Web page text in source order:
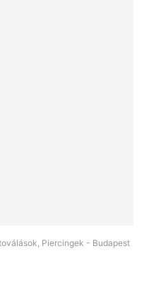
Piercingek - Budapest